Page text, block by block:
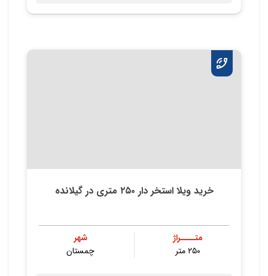
خرید ویلا استخر دار ۲۵۰ متری در گیلانده
متــــراژ
۲۵۰ متر
شهر
چمستان